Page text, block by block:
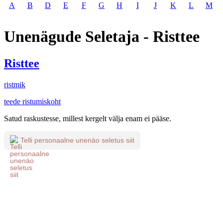
A B D E F G H I J K L M
Unenägude Seletaja - Risttee
Risttee
ristmik
teede ristumiskoht
Satud raskustesse, millest kergelt välja enam ei pääse.
Telli personaalne unenäo seletus siit